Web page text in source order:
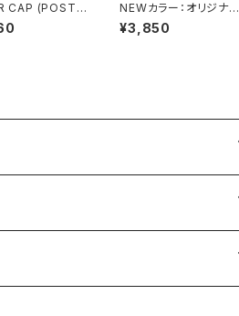
CAP (POSTA
/ DUST GRE
BLUE)
NEWカラー：オリジナル
デザインのカウベル
¥3,850